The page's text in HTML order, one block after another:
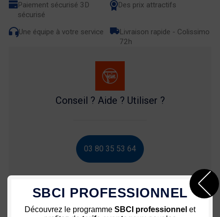
Paiement sécurisé 3D
sécurisé
Des prix attractifs
Une équipe à votre service
Livraison rapide - Colissimo
72h
Conseil ? Aide ? Utiliser ?
03 80 35 53 64
Nous vous recommandons
SBCI PROFESSIONNEL
Découvrez le programme SBCI professionnel et